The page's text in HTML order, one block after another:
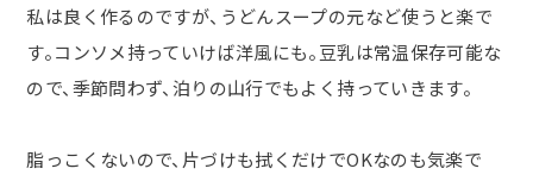
私は良く作るのですが、うどんスープの元など使うと楽で
す。コンソメ持っていけば洋風にも。豆乳は常温保存可能な
ので、季節問わず、泊りの山行でもよく持っていきます。
脂っこくないので、片づけも拭くだけでOKなのも気楽で